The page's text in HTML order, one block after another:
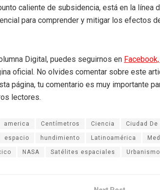
caliente de subsidencia, está en la línea
para comprender y mitigar los efectos
Digital, puedes seguirnos en Facebook,
oficial. No olvides comentar sobre este
página, tu comentario es muy importante
lectores.
america Centímetros Ciencia Ciudad De
espacio hundimiento Latinoamérica
NASA Satélites espaciales Urbanismo